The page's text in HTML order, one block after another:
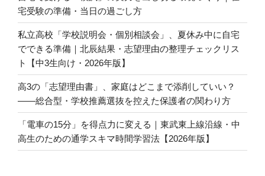
宅受験の準備・当日の過ごし方
私立高校「学校説明会・個別相談会」、夏休み中に自宅
でできる準備｜北辰結果・志望理由の整理チェックリス
ト【中3生向け・2026年版】
高3の「志望理由書」、家庭はどこまで添削していい？
――総合型・学校推薦選抜を控えた保護者の関わり方
「電車の15分」を得点力に変える｜東武東上線沿線・中
高生のための通学スキマ時間学習法【2026年版】